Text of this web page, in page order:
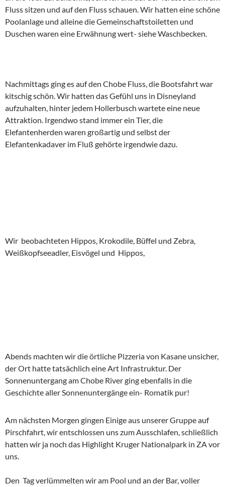
Fluss sitzen und auf den Fluss schauen. Wir hatten eine schöne
Poolanlage und alleine die Gemeinschaftstoiletten und
Duschen waren eine Erwähnung wert- siehe Waschbecken.
Nachmittags ging es auf den Chobe Fluss, die Bootsfahrt war
kitschig schön. Wir hatten das Gefühl uns in Disneyland
aufzuhalten, hinter jedem Hollerbusch wartete eine neue
Attraktion. Irgendwo stand immer ein Tier, die
Elefantenherden waren großartig und selbst der
Elefantenkadaver im Fluß gehörte irgendwie dazu.
Wir beobachteten Hippos, Krokodile, Büffel und Zebra,
Weißkopfseeadler, Eisvögel und Hippos,
Abends machten wir die örtliche Pizzeria von Kasane unsicher,
der Ort hatte tatsächlich eine Art Infrastruktur. Der
Sonnenuntergang am Chobe River ging ebenfalls in die
Geschichte aller Sonnenuntergänge ein- Romatik pur!
Am nächsten Morgen gingen Einige aus unserer Gruppe auf
Pirschfahrt, wir entschlossen uns zum Ausschlafen, schließlich
hatten wir ja noch das Highlight Kruger Nationalpark in ZA vor
uns.
Den Tag verlümmelten wir am Pool und an der Bar, voller